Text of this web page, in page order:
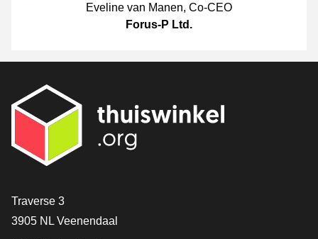
Eveline van Manen, Co-CEO
Forus-P Ltd.
[_General:Contact]
Traverse 3
3905 NL Veenendaal